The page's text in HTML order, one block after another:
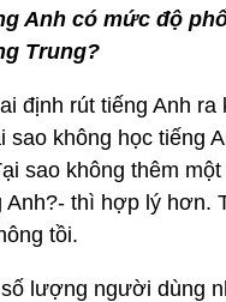
Anh có mức độ
Trung?
định rút tiếng Anh ra
sao không học tiếng
sao không thêm
Anh?- thì hợp lý hơn.
tồi.
lượng người dùng